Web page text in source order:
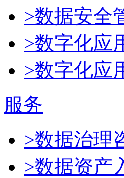
>数据安全
>数字化应
>数字化应
服务
>数据治理
>数据资产